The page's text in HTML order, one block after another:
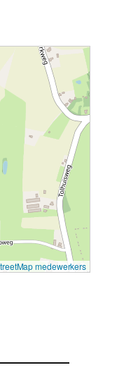
medewerkers